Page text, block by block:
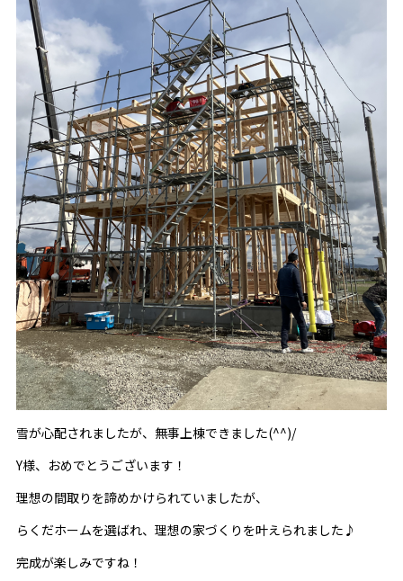
雪が心配されましたが、無事上棟できました(^^)/
Y様、おめでとうございます！
理想の間取りを諦めかけられていましたが、
らくだホームを選ばれ、理想の家づくりを叶えられました♪
完成が楽しみですね！